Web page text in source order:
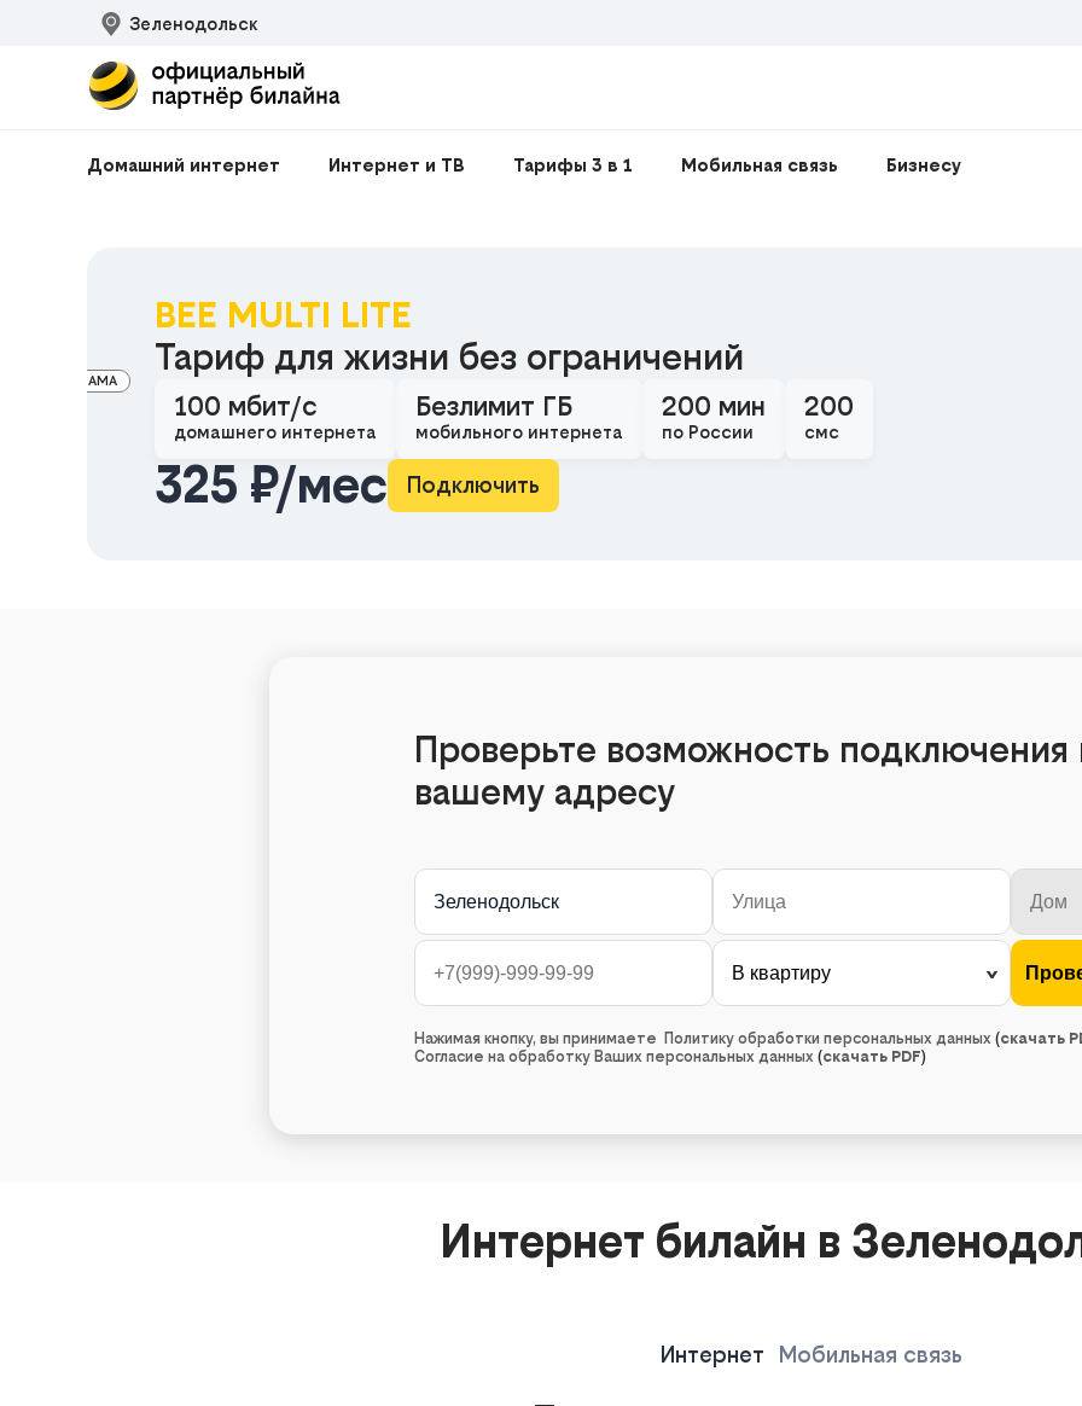
Зеленодольск
Домашний интернет Интернет и ТВ Тарифы 3 в 1 Мобильная связь Бизнесу
BEE MULTI LITE
Тариф для жизни без ограничений
100 мбит/с
домашнего интернета
Безлимит ГБ
мобильного интернета
200 мин
по России
200
смс
325 ₽/мес Подключить
РЕКЛАМА
Проверьте возможность подключения
вашему адресу
Зеленодольск
Нажимая кнопку, вы принимаете Политику обработки персональных данных (скачать
Согласие на обработку Ваших персональных данных (скачать PDF)
Интернет билайн в
Интернет Мобильная связь